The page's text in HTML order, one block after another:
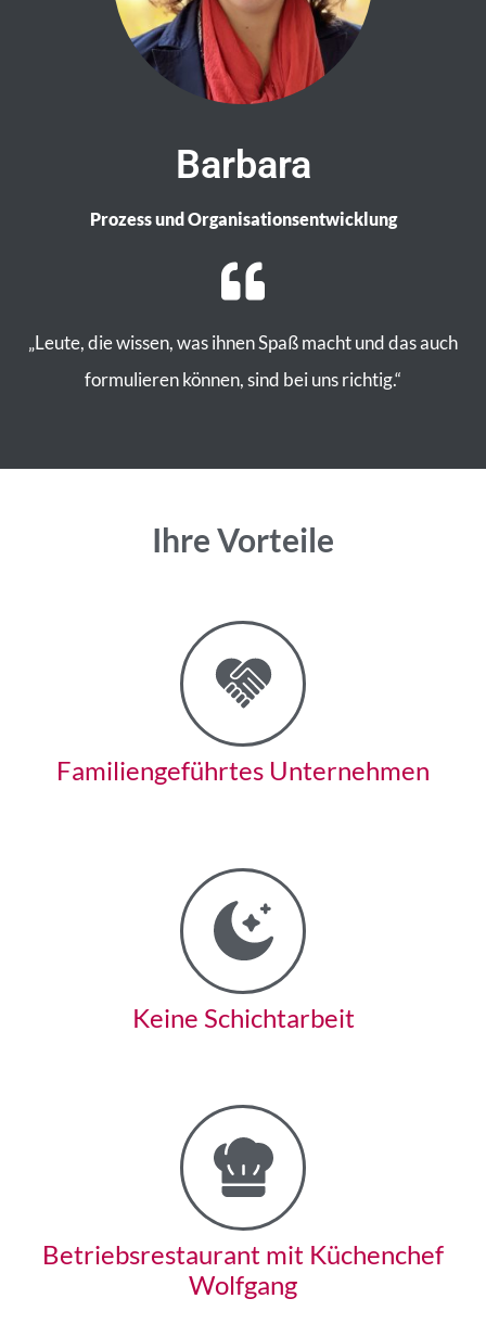
Barbara
Prozess und Organisationsentwicklung
„Leute, die wissen, was ihnen Spaß macht und das auch
formulieren können, sind bei uns richtig.“
Ihre Vorteile
Familiengeführtes Unternehmen
Keine Schichtarbeit
Betriebs­restaurant mit Küchenchef
Wolfgang